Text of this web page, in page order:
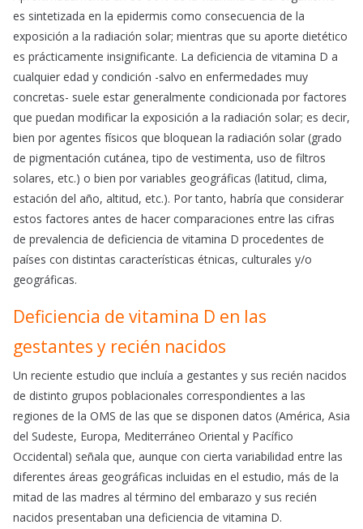
es sintetizada en la epidermis como consecuencia de la
exposición a la radiación solar; mientras que su aporte dietético
es prácticamente insignificante. La deficiencia de vitamina D a
cualquier edad y condición -salvo en enfermedades muy
concretas- suele estar generalmente condicionada por factores
que puedan modificar la exposición a la radiación solar; es decir,
bien por agentes físicos que bloquean la radiación solar (grado
de pigmentación cutánea, tipo de vestimenta, uso de filtros
solares, etc.) o bien por variables geográficas (latitud, clima,
estación del año, altitud, etc.). Por tanto, habría que considerar
estos factores antes de hacer comparaciones entre las cifras
de prevalencia de deficiencia de vitamina D procedentes de
países con distintas características étnicas, culturales y/o
geográficas.
Deficiencia de vitamina D en las
gestantes y recién nacidos
Un reciente estudio que incluía a gestantes y sus recién nacidos
de distinto grupos poblacionales correspondientes a las
regiones de la OMS de las que se disponen datos (América, Asia
del Sudeste, Europa, Mediterráneo Oriental y Pacífico
Occidental) señala que, aunque con cierta variabilidad entre las
diferentes áreas geográficas incluidas en el estudio, más de la
mitad de las madres al término del embarazo y sus recién
nacidos presentaban una deficiencia de vitamina D.